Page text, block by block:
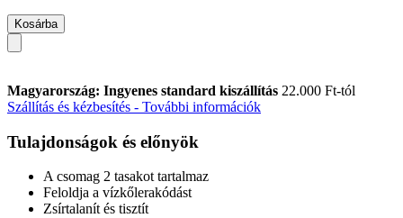
Kosárba
Magyarország: Ingyenes standard kiszállítás 22.000 Ft-tól
Szállítás és kézbesítés - További információk
Tulajdonságok és előnyök
A csomag 2 tasakot tartalmaz
Feloldja a vízkőlerakódást
Zsírtalanít és tisztít